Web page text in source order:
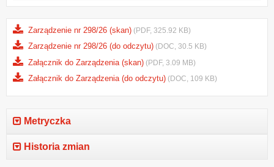
Zarządzenie nr 298/26 (skan) (PDF, 325.92 KB)
Zarządzenie nr 298/26 (do odczytu) (DOC, 30.5 KB)
Załącznik do Zarządzenia (skan) (PDF, 3.09 MB)
Załącznik do Zarządzenia (do odczytu) (DOC, 109 KB)
Metryczka
Historia zmian